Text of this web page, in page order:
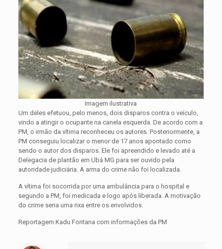
Imagem ilustrativa
Um deles efetuou, pelo menos, dois disparos contra o veículo,
vindo a atingir o ocupante na canela esquerda. De acordo com a
PM, o irmão da vítima reconheceu os autores. Posteriormente, a
PM conseguiu localizar o menor de 17 anos apontado como
sendo o autor dos disparos. Ele foi apreendido e levado até a
Delegacia de plantão em Ubá MG para ser ouvido pela
autoridade judiciária. A arma do crime não foi localizada.
A vítima foi socorrida por uma ambulância para o hospital e
segundo a PM, foi medicada e logo após liberada. A motivação
do crime seria uma rixa entre os envolvidos.
Reportagem Kadu Fontana com informações da PM